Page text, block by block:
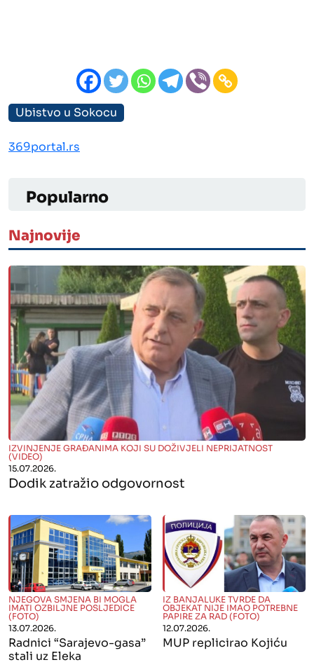
Ubistvo u Sokocu
369portal.rs
Popularno
Najnovije
" alt="">
IZVINJENJE GRAĐANIMA KOJI SU DOŽIVJELI NEPRIJATNOST
(VIDEO)
15.07.2026.
Dodik zatražio odgovornost
" alt="">
NJEGOVA SMJENA BI MOGLA
IMATI OZBILJNE POSLJEDICE
(FOTO)
13.07.2026.
Radnici “Sarajevo-gasa”
stali uz Eleka
" alt="">
IZ BANJALUKE TVRDE DA
OBJEKAT NIJE IMAO POTREBNE
PAPIRE ZA RAD (FOTO)
12.07.2026.
MUP replicirao Kojiću